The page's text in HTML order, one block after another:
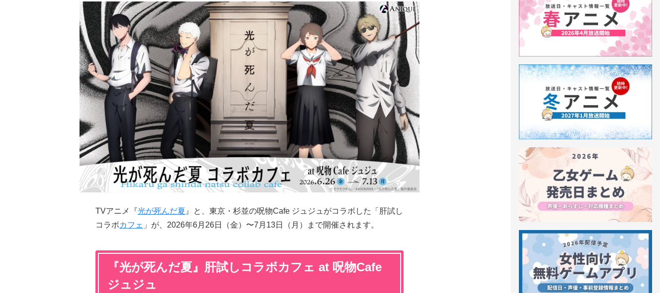
TVアニメ『光が死んだ夏 』と、東京・杉並の呪物Cafe ジュジュがコラボした「肝試し
コラボカフェ 」が、2026年6月26日（金）〜7月13日（月）まで開催されます。
『光が死んだ夏』肝試しコラボカフェ at 呪物Cafe
ジュジュ